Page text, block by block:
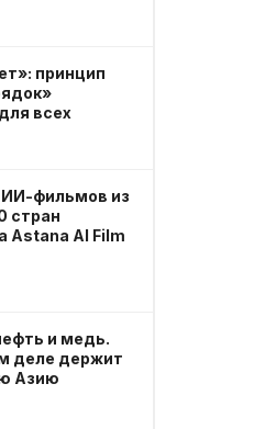
принцип
всех
фильмов из
стран
Astana AI Film
и медь.
деле держит
Азию